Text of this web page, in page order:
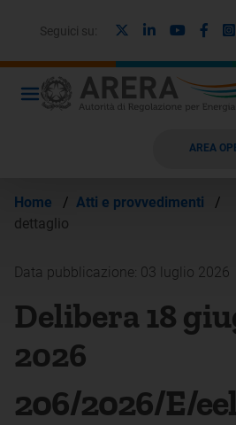
Seguici su: LinkedinYoutube
AREA
Home / Atti e provvedimenti
/
dettaglio
Data pubblicazione: 03 luglio 2026
Delibera 18
2026
206/2026/E/eel